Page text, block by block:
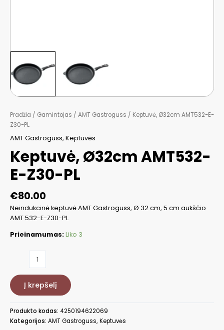
Pradžia / Gamintojas / AMT Gastroguss / Keptuvė, Ø32cm AMT532-E-
Z30-PL
AMT Gastroguss, Keptuvės
Keptuvė, Ø32cm AMT532-
E-Z30-PL
€80.00
Neindukcinė keptuvė AMT Gastroguss, Ø 32 cm, 5 cm aukščio
AMT 532-E-Z30-PL
Prieinamumas:Liko 3
Keptuvė,
Ø32cm
AMT532-
Z30-
PL
Į krepšelį
Produkto kodas: 4250194622069
Kategorijos: AMT Gastroguss,Keptuvės